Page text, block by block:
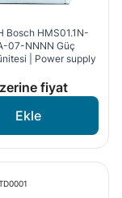
Bosch HMS01.1N-
07-NNNN Güç
| Power supply
fiyat